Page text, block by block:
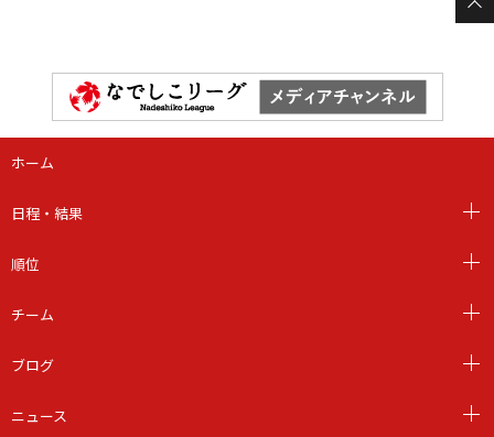
ホーム
日程・結果
順位
チーム
ブログ
ニュース